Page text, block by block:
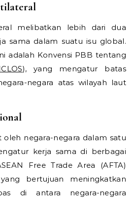
melibatkan lebih dari dua
sama dalam suatu isu global.
adalah Konvensi PBB tentang
), yang mengatur batas
negara atas wilayah laut
oleh negara-negara dalam satu
kerja sama di berbagai
Free Trade Area (AFTA)
bertujuan meningkatkan
di antara negara-negara